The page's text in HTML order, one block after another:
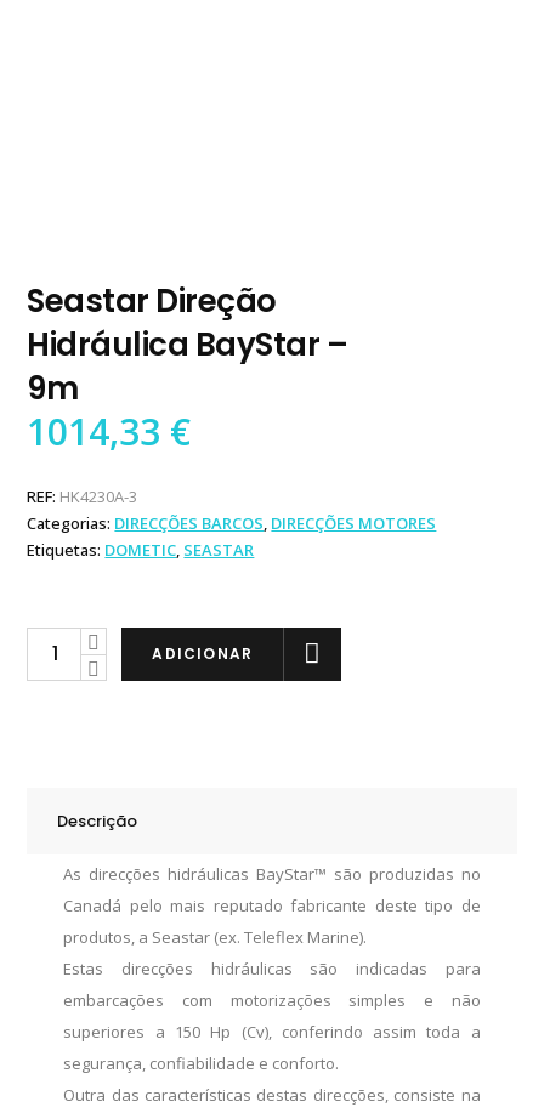
Seastar Direção
Hidráulica BayStar –
9m
1014,33 €
REF: HK4230A-3
Categorias: DIRECÇÕES BARCOS, DIRECÇÕES MOTORES
Etiquetas: DOMETIC, SEASTAR
Seastar
quantity
ADICIONAR
Descrição
As direcções hidráulicas BayStar™ são produzidas no
Canadá pelo mais reputado fabricante deste tipo de
produtos, a Seastar (ex. Teleflex Marine).
Estas direcções hidráulicas são indicadas para
embarcações com motorizações simples e não
superiores a 150 Hp (Cv), conferindo assim toda a
segurança, confiabilidade e conforto.
Outra das características destas direcções, consiste na